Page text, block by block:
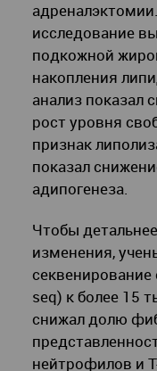
исследование
подкожной
накопления
анализ показал
рост уровня
признак
показал
адипогенеза.
Чтобы
изменения,
seq) к более 15
снижал долю
нейтрофилов и